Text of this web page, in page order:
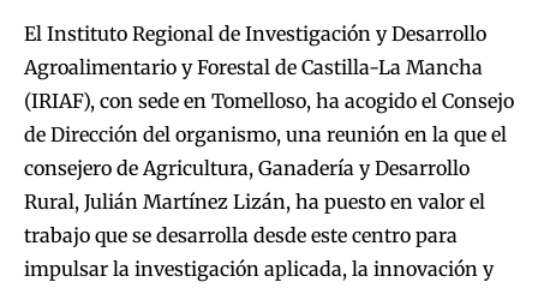
El Instituto Regional de Investigación y Desarrollo
Agroalimentario y Forestal de Castilla-La Mancha
(IRIAF), con sede en Tomelloso, ha acogido el Consejo
de Dirección del organismo, una reunión en la que el
consejero de Agricultura, Ganadería y Desarrollo
Rural, Julián Martínez Lizán, ha puesto en valor el
trabajo que se desarrolla desde este centro para
impulsar la investigación aplicada, la innovación y